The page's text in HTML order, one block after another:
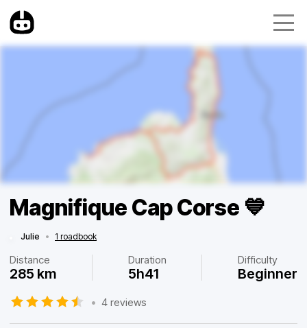
Magnifique Cap Corse 💙
Julie • 1 roadbook
Distance
285 km
Duration
5h41
Difficulty
Beginner
• 4 reviews